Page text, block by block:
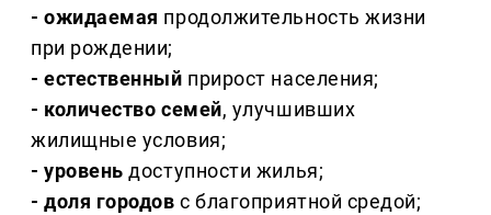
- ожидаемая продолжительность жизни
при рождении;
- естественный прирост населения;
- количество семей, улучшивших
жилищные условия;
- уровень доступности жилья;
- доля городов с благоприятной средой;